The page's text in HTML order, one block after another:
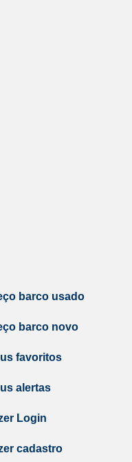
barco usado
barco novo
favoritos
alertas
Login
cadastro